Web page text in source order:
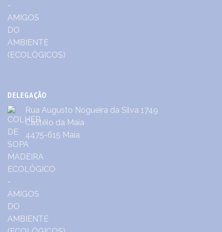
DELEGAÇÃO
Rua Augusto Nogueira da Silva 1749
Castêlo da Maia
4475-615 Maia